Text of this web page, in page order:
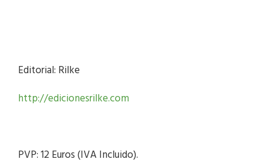
Editorial: Rilke
http://edicionesrilke.com
PVP: 12 Euros (IVA Incluido).